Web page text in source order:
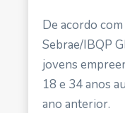
De acordo
Sebrae/IBQP
jovens
18 e 34 anos
ano anterior.